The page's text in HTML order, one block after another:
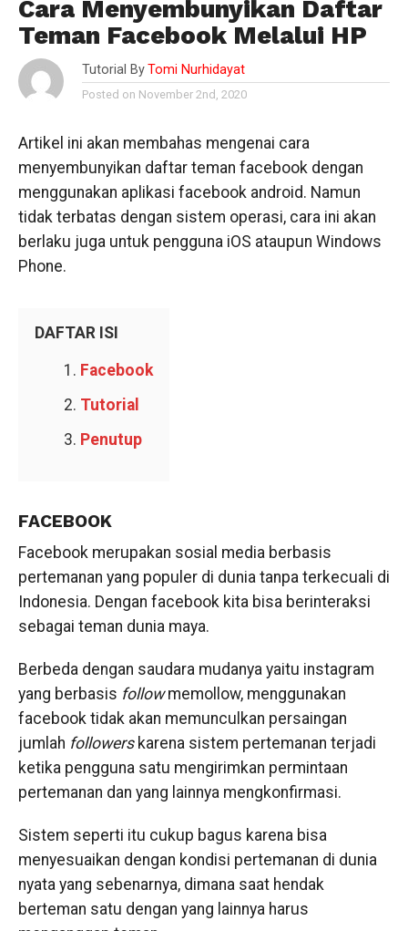
Cara Menyembunyikan Daftar
Teman Facebook Melalui HP
Tutorial By Tomi Nurhidayat
Posted on November 2nd, 2020
Artikel ini akan membahas mengenai cara
menyembunyikan daftar teman facebook dengan
menggunakan aplikasi facebook android. Namun
tidak terbatas dengan sistem operasi, cara ini akan
berlaku juga untuk pengguna iOS ataupun Windows
Phone.
DAFTAR ISI
Facebook
Tutorial
Penutup
FACEBOOK
Facebook merupakan sosial media berbasis
pertemanan yang populer di dunia tanpa terkecuali di
Indonesia. Dengan facebook kita bisa berinteraksi
sebagai teman dunia maya.
Berbeda dengan saudara mudanya yaitu instagram
yang berbasis followmemollow, menggunakan
facebook tidak akan memunculkan persaingan
jumlah followerskarena sistem pertemanan terjadi
ketika pengguna satu mengirimkan permintaan
pertemanan dan yang lainnya mengkonfirmasi.
Sistem seperti itu cukup bagus karena bisa
menyesuaikan dengan kondisi pertemanan di dunia
nyata yang sebenarnya, dimana saat hendak
berteman satu dengan yang lainnya harus